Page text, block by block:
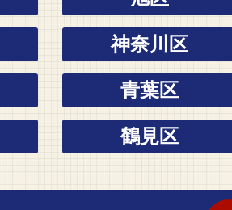
神奈川区
青葉区
鶴見区